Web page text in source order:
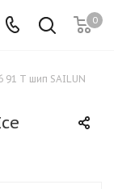
0
91 T шип SAILUN